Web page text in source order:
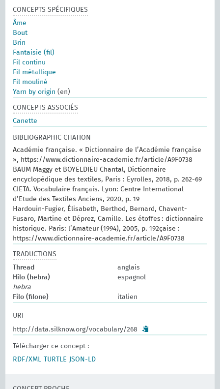
CONCEPTS SPÉCIFIQUES
Âme
Bout
Brin
Fantaisie (fil)
Fil continu
Fil métallique
Fil mouliné
Yarn by origin (en)
CONCEPTS ASSOCIÉS
Canette
BIBLIOGRAPHIC CITATION
Académie française. « Dictionnaire de l’Académie française
», https://www.dictionnaire-academie.fr/article/A9F0738
BAUM Maggy et BOYELDIEU Chantal, Dictionnaire
encyclopédique des textiles, Paris : Eyrolles, 2018, p. 262-69
CIETA. Vocabulaire français. Lyon: Centre International
d’Etude des Textiles Anciens, 2020, p. 19
Hardouin-Fugier, Élisabeth, Berthod, Bernard, Chavent-
Fusaro, Martine et Déprez, Camille. Les étoffes : dictionnaire
historique. Paris: l’Amateur (1994), 2005, p. 192çaise :
https://www.dictionnaire-academie.fr/article/A9F0738
TRADUCTIONS
Thread
anglais
Hilo (hebra)
espagnol
hebra
Filo (filone)
italien
URI
http://data.silknow.org/vocabulary/268
Télécharger ce concept :
RDF/XML
TURTLE JSON-LD